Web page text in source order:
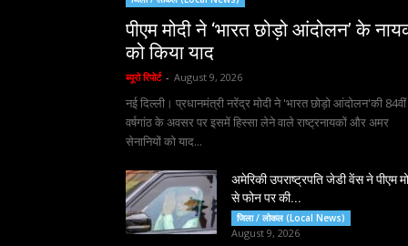
पीएम मोदी ने ‘भारत छोड़ो आंदोलन’ के
को किया याद
ब्यूरो रिपोर्ट - August 9, 2026
नई दिल्ली। प्रधानमंत्री नरेंद्र मोदी ने 'भारत छोड़ो आंदोलन'की 84वीं
वर्षगांठ के अवसर पर इसमें हिस्सा लेने वाले राष्ट्रनायकों और अमर
सेनानियों को याद...
अमेरिकी उपराष्ट्रपति जेडी वेंस ने पीएम
से फोन पर की...
जिला / लोकल (Local News)
August 9, 2026